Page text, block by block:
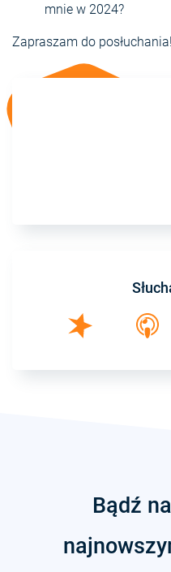
mnie w 2024?
Zapraszam do posłuchania!
Bądź